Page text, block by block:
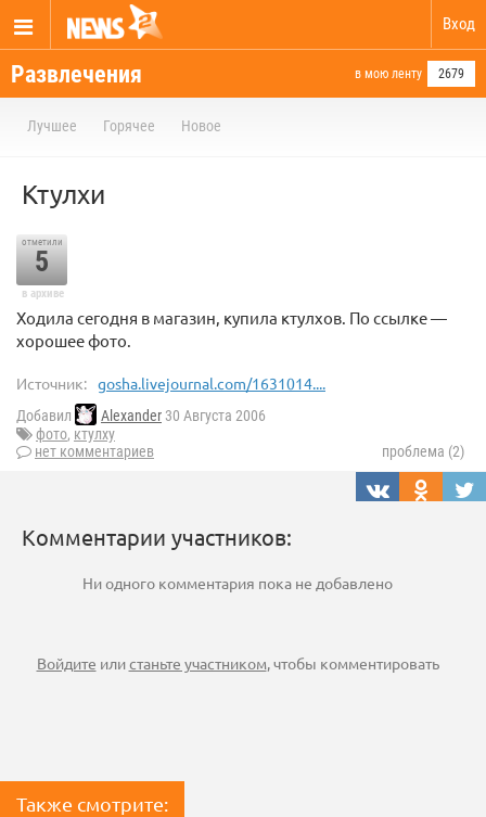
Вход
Развлечения в мою ленту 2679
Лучшее Горячее Новое
Ктулхи
отметили
5
в архиве
Ходила сегодня в магазин, купила ктулхов. По ссылке —
хорошее фото.
Источник: gosha.livejournal.com/1631014....
Добавил Alexander 30 Августа 2006
фото, ктулху
нет комментариев
проблема (2)
Комментарии участников:
Ни одного комментария пока не добавлено
Войдите илистаньте участником, чтобы комментировать
Также смотрите: